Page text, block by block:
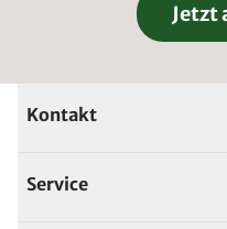
Jetzt
Kontakt
Service